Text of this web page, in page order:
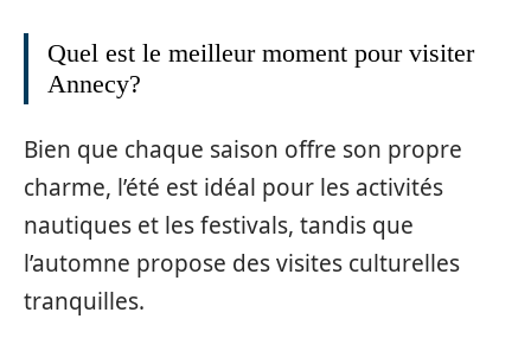
Quel est le meilleur moment pour visiter
Annecy?
Bien que chaque saison offre son propre
charme, l’été est idéal pour les activités
nautiques et les festivals, tandis que
l’automne propose des visites culturelles
tranquilles.